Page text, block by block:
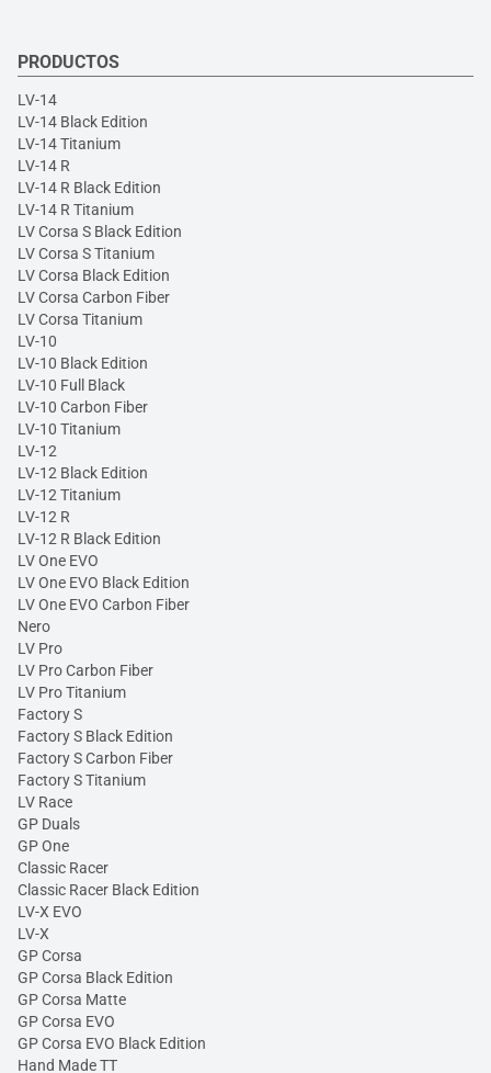
PRODUCTOS
LV-14
LV-14 Black Edition
LV-14 Titanium
LV-14 R
LV-14 R Black Edition
LV-14 R Titanium
LV Corsa S Black Edition
LV Corsa S Titanium
LV Corsa Black Edition
LV Corsa Carbon Fiber
LV Corsa Titanium
LV-10
LV-10 Black Edition
LV-10 Full Black
LV-10 Carbon Fiber
LV-10 Titanium
LV-12
LV-12 Black Edition
LV-12 Titanium
LV-12 R
LV-12 R Black Edition
LV One EVO
LV One EVO Black Edition
LV One EVO Carbon Fiber
Nero
LV Pro
LV Pro Carbon Fiber
LV Pro Titanium
Factory S
Factory S Black Edition
Factory S Carbon Fiber
Factory S Titanium
LV Race
GP Duals
GP One
Classic Racer
Classic Racer Black Edition
LV-X EVO
LV-X
GP Corsa
GP Corsa Black Edition
GP Corsa Matte
GP Corsa EVO
GP Corsa EVO Black Edition
Hand Made TT